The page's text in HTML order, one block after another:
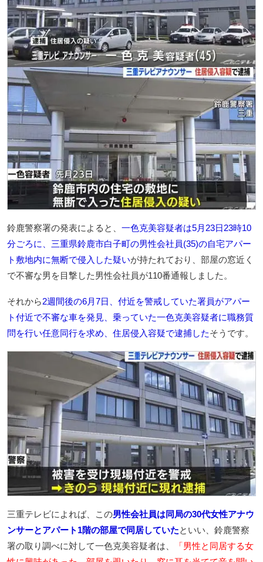
鈴鹿警察署の発表によると、 一色克美容疑者は5月23日23時10
分ごろに、三重県鈴鹿市白子町の男性会社員(35)の自宅アパー
ト敷地内に無断で侵入した疑いが持たれており、部屋の窓近く
で不審な男を目撃した男性会社員が110番通報しました。
それから2週間後の6月7日、付近を警戒していた署員がアパー
ト付近で不審な車を発見、乗っていた一色克美容疑者に職務質
問を行い任意同行を求め、住居侵入容疑で逮捕したそうです。
三重テレビによれば、この男性会社員は同局の30代女性アナウ
ンサーとアパート1階の部屋で同居していたといい、鈴鹿警察
署の取り調べに対して一色克美容疑者は、
「男性と同居する女